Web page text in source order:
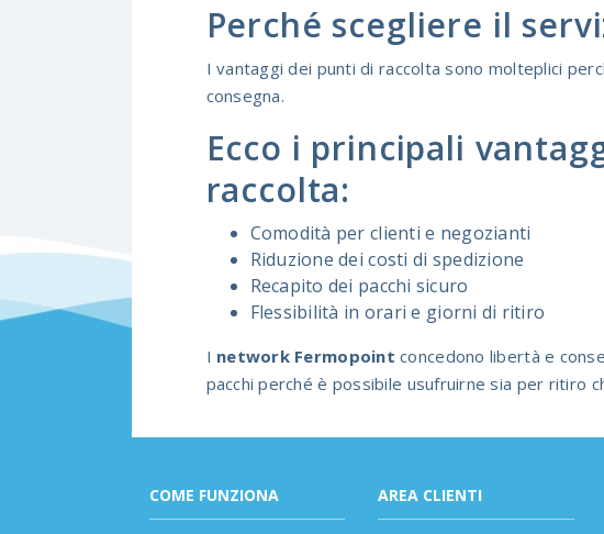
Perché scegliere il
I vantaggi dei punti di raccolta sono molteplici
consegna.
Ecco i principali
raccolta:
Comodità per clienti e negozianti
Riduzione dei costi di spedizione
Recapito dei pacchi sicuro
Flessibilità in orari e giorni di ritiro
I network Fermopoint concedono libertà e
pacchi perché è possibile usufruirne sia per ritiro
COME FUNZIONA AREA CLIENTI